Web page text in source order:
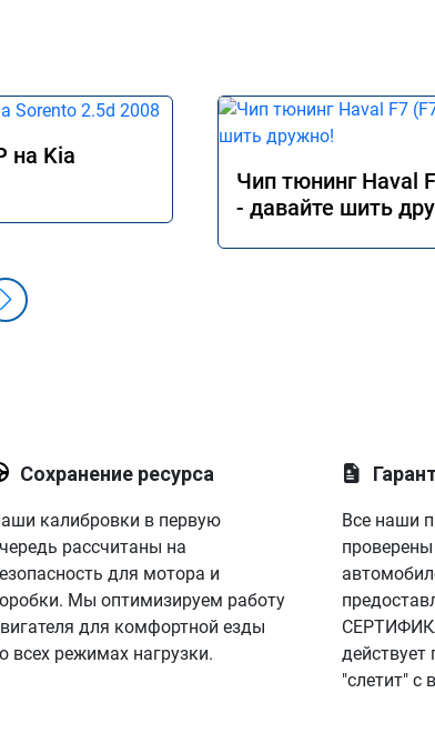
на Kia
Чип тюнинг Haval
- давайте шить
Сохранение ресурса
калибровки в первую
рассчитаны на
для мотора и
Мы оптимизируем работу
для комфортной езды
всех режимах нагрузки.
Все наши
действует
"слетит" с